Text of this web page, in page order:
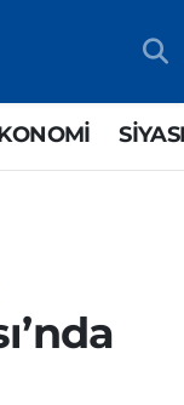
ve Fikstür